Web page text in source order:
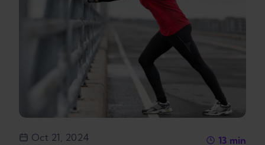
Oct 21, 2024 13 min